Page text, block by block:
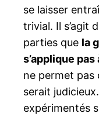
se laisser
trivial. Il s’agit
parties que la
s’applique
ne permet pas
serait
expérimentés